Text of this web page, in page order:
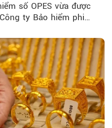
số OPES vừa được
ty Bảo hiểm phi